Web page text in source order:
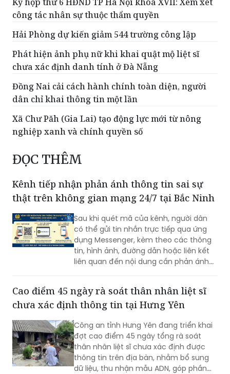
công tác nhân sự thuộc thẩm quyền
Hải Phòng dự kiến giảm 544 trường công lập
Phát hiện ảnh phụ nữ khi khai quật mộ liệt sĩ
chưa xác định danh tính ở Đà Nẵng
Đồng Nai cải cách hành chính toàn diện, người
dân chỉ khai thông tin một lần
Xã Chư Păh (Gia Lai) tạo động lực mới từ nông
nghiệp xanh và chính quyền số
ĐỌC THÊM
Kênh tiếp nhận phản ánh thông tin sai sự
thật trên không gian mạng 24/7 tại Bắc Ninh
Sau khi quét mã của kênh, người dân
có thể gửi tin nhắn trực tiếp qua ứng
dụng Messenger, kèm theo các thông
tin, hình ảnh, đường dẫn hoặc liên kết
liên quan đến nội dung cần phản ánh...
Cao điểm 45 ngày rà soát thân nhân liệt sĩ
chưa xác định thông tin tại Hưng Yên
Công an tỉnh Hưng Yên đang triển khai
đợt cao điểm 45 ngày tổng rà soát
thân nhân liệt sĩ chưa xác định được
thông tin trên địa bàn, nhằm bổ sung
dữ liệu, thu nhận mẫu ADN, góp phần